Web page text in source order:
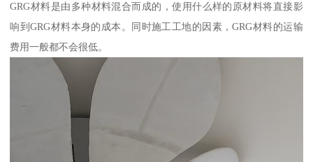
GRG材料是由多种材料混合而成的，使用什么样的原材料将直接影
响到GRG材料本身的成本。同时施工工地的因素，GRG材料的运输
费用一般都不会很低。